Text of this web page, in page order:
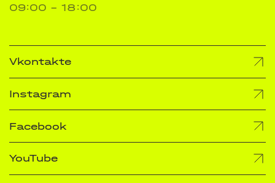
09:00 - 18:00
Vkontakte
Instagram
Facebook
YouTube